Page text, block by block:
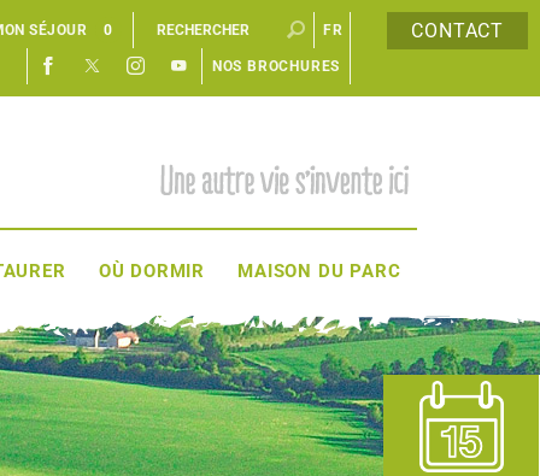
CONTACT
EN
FR
SÉJOUR 0
NOS BROCHURES
OÙ DORMIR MAISON DU PARC